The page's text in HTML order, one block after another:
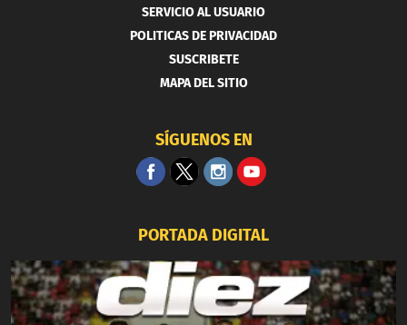
SERVICIO AL USUARIO
POLITICAS DE PRIVACIDAD
SUSCRIBETE
MAPA DEL SITIO
SÍGUENOS EN
PORTADA DIGITAL